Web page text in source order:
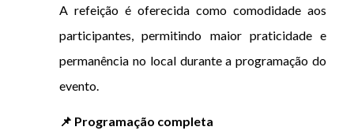
A refeição é oferecida como comodidade aos
participantes, permitindo maior praticidade e
permanência no local durante a programação do
evento.
📌 Programação completa